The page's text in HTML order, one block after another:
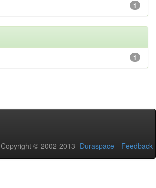
1
1
Copyright © 2002-2013 Duraspace - Feedback